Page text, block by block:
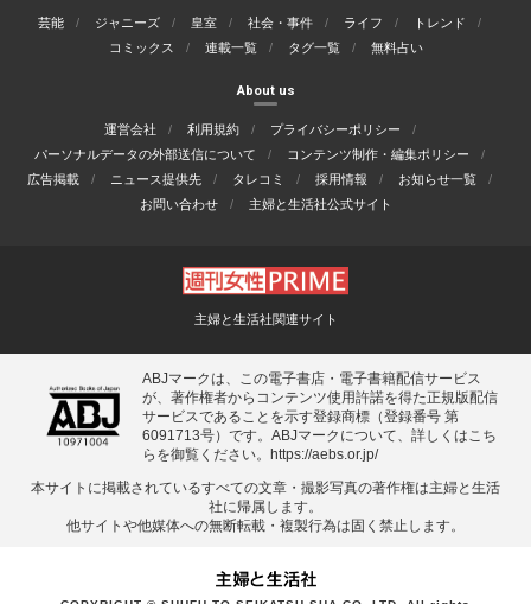
芸能 ジャニーズ 皇室 社会・事件 ライフ
トレンド
コミックス
連載一覧 タグ一覧 無料占い
About us
運営会社 利用規約
プライバシーポリシー
パーソナルデータの外部送信について
コンテンツ制作・編集ポリシー
広告掲載
ニュース提供先 タレコミ 採用情報
お知らせ一覧
お問い合わせ
主婦と生活社公式サイト
主婦と生活社関連サイト
ABJマークは、この電子書店・電子書籍配信サービス
が、著作権者からコンテンツ使用許諾を得た正規版配信
サービスであることを示す登録商標（登録番号 第
6091713号）です。ABJマークについて、詳しくはこち
らを御覧ください。 https://aebs.or.jp/
本サイトに掲載されているすべての⽂章・撮影写真の著作権は主婦と⽣活
社に帰属します。
他サイトや他媒体への無断転載・複製⾏為は固く禁⽌します。